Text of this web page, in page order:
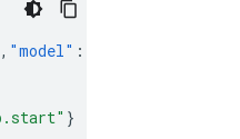
, "model" :
}